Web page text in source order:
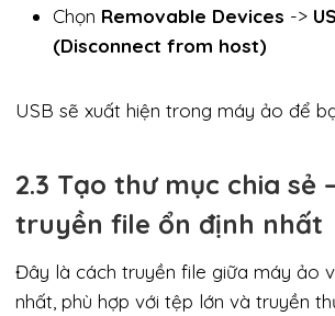
Chọn Removable Devices ->
(Disconnect from host)
USB sẽ xuất hiện trong máy ảo để
2.3 Tạo thư mục chia sẻ
truyền file ổn định nhất
Đây là cách truyền file giữa máy ảo
nhất, phù hợp với tệp lớn và truyền